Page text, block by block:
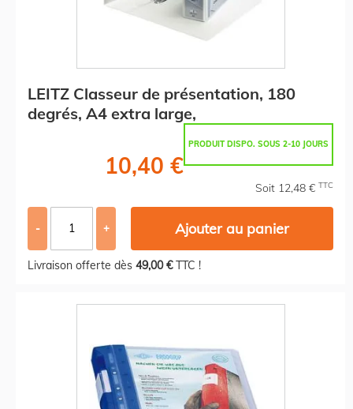
LEITZ Classeur de présentation, 180
degrés, A4 extra large,
PRODUIT DISPO. SOUS 2-10 JOURS
10,40 €
Soit 12,48 € TTC
- + Ajouter au panier
Livraison offerte dès 49,00 €TTC !